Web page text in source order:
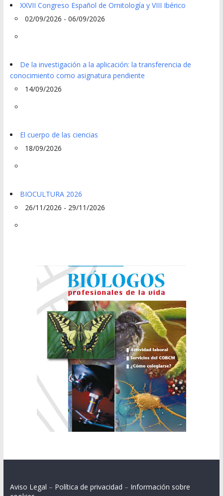
XXVII Congreso Español de Ornitología y VIII Ibérico
02/09/2026 - 06/09/2026
De la investigación a la aplicación: la transferencia de
conocimiento como asignatura pendiente
14/09/2026
El cuerpo de las ciencias
18/09/2026
BIOCULTURA 2026
26/11/2026 - 29/11/2026
Aviso Legal – Política de privacidad – Información sobre